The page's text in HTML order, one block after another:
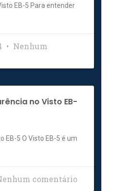
EB-5 Para entender
Nenhum
no Visto EB-
EB-5 O Visto EB-5 é um
comentário